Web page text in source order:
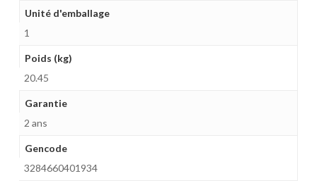
Unité d'emballage
1
Poids (kg)
20.45
Garantie
2 ans
Gencode
3284660401934